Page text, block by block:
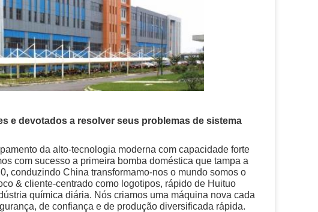
e devotados a resolver seus problemas de sistema
da alto-tecnologia moderna com capacidade forte
com sucesso a primeira bomba doméstica que tampa a
conduzindo China transformamo-nos o mundo somos o
& cliente-centrado como logotipos, rápido de Huituo
química diária. Nós criamos uma máquina nova cada
de confiança e de produção diversificada rápida.